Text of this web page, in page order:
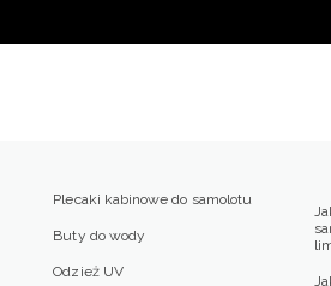
Plecaki kabinowe do samolotu
Buty do wody
Odzież UV